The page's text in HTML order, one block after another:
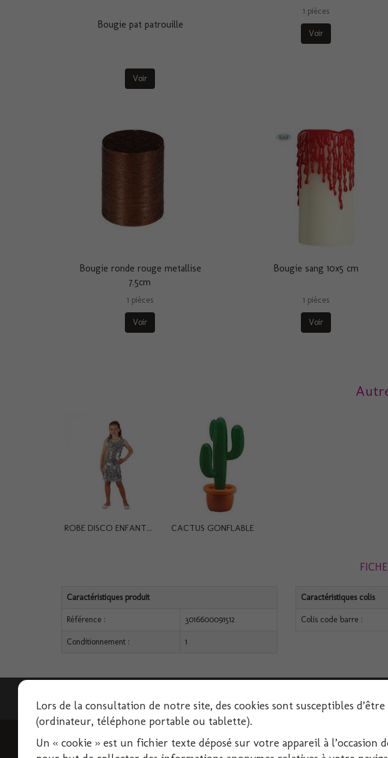
Bougie pat patrouille
Voir
1 pièces
Voir
Bougie ronde rouge metallise
7.5cm
1 pièces
Voir
Bougie sang 10x5 cm
1 pièces
Voir
ROBE DISCO ENFANT... CACTUS GONFLABLE
Caractéristiques produit
Référence : 3016600091512
Conditionnement : 1
Caractéristiques colis
Colis code barre :
INFORMATIONS SERVICE CLIENT
Lors de la consultation de notre site, des cookies sont susceptibles
(ordinateur, téléphone portable ou tablette).
Un « cookie » est un fichier texte déposé sur votre appareil à l’occasion